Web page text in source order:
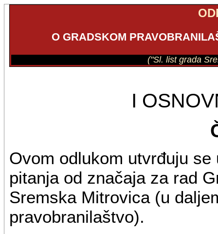
O GRADSKOM
("Sl. list grada
I
Ovom odlukom utvrđuju
pitanja od značaja za rad
Sremska Mitrovica (u
pravobranilaštvo).